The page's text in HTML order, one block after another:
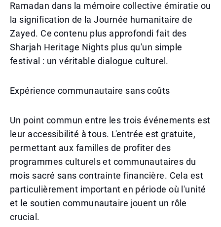
Ramadan dans la mémoire collective émiratie ou
la signification de la Journée humanitaire de
Zayed. Ce contenu plus approfondi fait des
Sharjah Heritage Nights plus qu'un simple
festival : un véritable dialogue culturel.
Expérience communautaire sans coûts
Un point commun entre les trois événements est
leur accessibilité à tous. L'entrée est gratuite,
permettant aux familles de profiter des
programmes culturels et communautaires du
mois sacré sans contrainte financière. Cela est
particulièrement important en période où l'unité
et le soutien communautaire jouent un rôle
crucial.